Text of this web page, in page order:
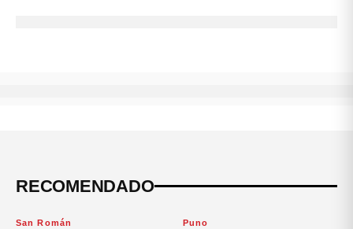
RECOMENDADO
San Román Puno